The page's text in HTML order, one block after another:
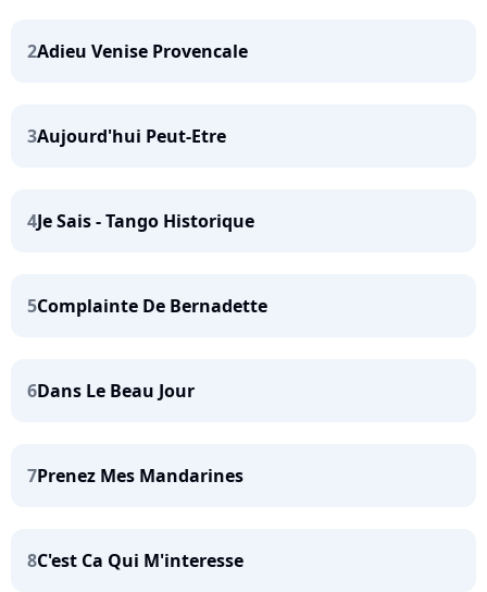
2Adieu Venise Provencale
3Aujourd'hui Peut-Etre
4Je Sais - Tango Historique
5Complainte De Bernadette
6Dans Le Beau Jour
7Prenez Mes Mandarines
8C'est Ca Qui M'interesse